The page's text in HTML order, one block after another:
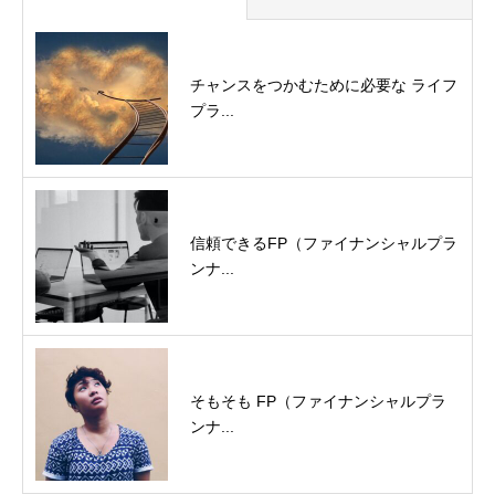
チャンスをつかむために必要な ライフ
プラ...
信頼できるFP（ファイナンシャルプラ
ンナ...
そもそも FP（ファイナンシャルプラ
ンナ...